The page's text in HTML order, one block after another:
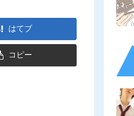
はてブ
コピー